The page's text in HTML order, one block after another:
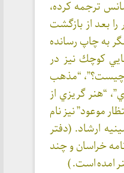
ترجمه كرده،
بعد از بازگشت
به چاپ رسانده
كوچك نيز در
چيست؟”، “مذهب
“هنر گريزي از
موعود” نيز نام
ارشاد. (دفتر
خراسان و چند
امده است. )